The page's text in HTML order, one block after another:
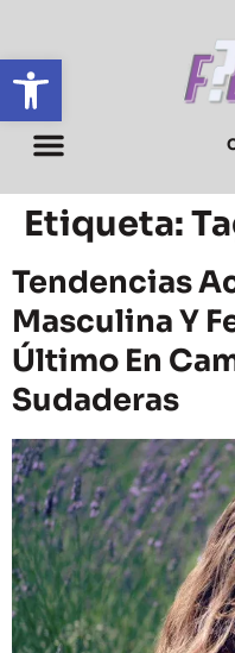
Abrir barra de herramientas
Etiqueta:
Tendencias
Masculina Y
Último En
Sudaderas